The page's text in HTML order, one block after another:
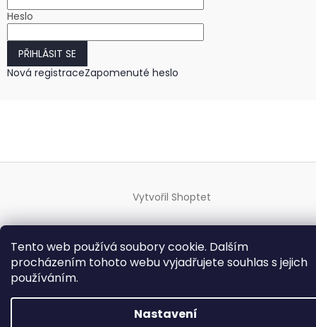
Tento web používá soubory cookie. Dalším
procházením tohoto webu vyjadřujete souhlas s jejich
používáním.
Nastavení
Heslo
PŘIHLÁSIT SE
Nová registraceZapomenuté heslo
Vytvořil Shoptet
Copyright 2026 HODINKY-HODINY.cz
. Všechna práva
vyhrazena.Upravit nastavení cookies